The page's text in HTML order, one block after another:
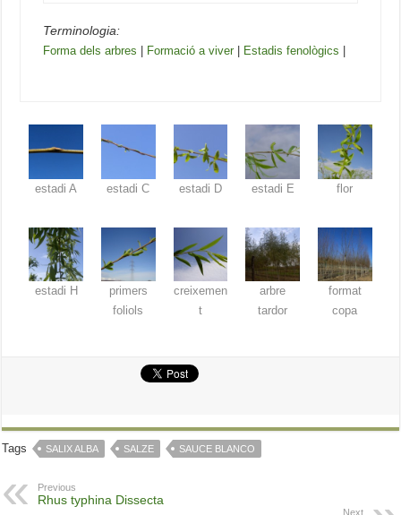
Terminologia:
Forma dels arbres Formació a viver Estadis fenològics
estadi A estadi C estadi D estadi E flor
estadi H
primers
foliols
creixemen
t
arbre
tardor
format
copa
Tags SALIX ALBA SALZE SAUCE BLANCO
Previous
Rhus typhina Dissecta
Next